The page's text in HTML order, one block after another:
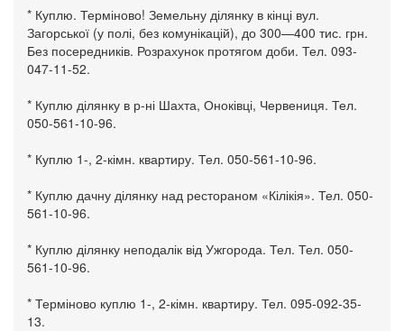
* Куплю. Терміново! Земельну ділянку в кінці вул.
Загорської (у полі, без комунікацій), до 300—400 тис. грн.
Без посередників. Розрахунок протягом доби. Тел. 093-
047-11-52.
* Куплю ділянку в р-ні Шахта, Оноківці, Червениця. Тел.
050-561-10-96.
* Куплю 1-, 2-кімн. квартиру. Тел. 050-561-10-96.
* Куплю дачну ділянку над рестораном «Кілікія». Тел. 050-
561-10-96.
* Куплю ділянку неподалік від Ужгорода. Тел. Тел. 050-
561-10-96.
* Терміново куплю 1-, 2-кімн. квартиру. Тел. 095-092-35-
13.